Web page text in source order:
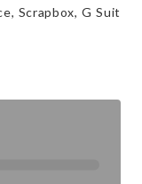
Scrapbox, G Suit